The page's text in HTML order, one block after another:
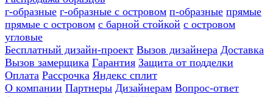
г-образные г-образные с островом п-образные прямые
прямые с островом с барной стойкой с островом
угловые
Бесплатный дизайн-проект Вызов дизайнера Доставка
Вызов замерщика Гарантия Защита от подделки
Оплата Рассрочка Яндекс сплит
О компании Партнеры Дизайнерам Вопрос-ответ